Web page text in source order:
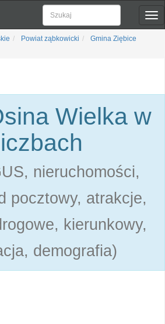
Powiat ząbkowicki
Gmina Ziębice
Wielka w
nieruchomości,
pocztowy, atrakcje,
kierunkowy,
demografia)